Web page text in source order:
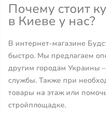
Почему стоит
в Киеве у нас?
В интернет-магазине
быстро. Мы предлагаем
другим городам Украины
службы. Также при
товары на этаж или
стройплощадке.